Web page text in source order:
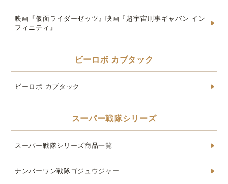
映画『仮面ライダーゼッツ』映画『超宇宙刑事ギャバン イン
フィニティ』
ビーロボ カブタック
ビーロボ カブタック
スーパー戦隊シリーズ
スーパー戦隊シリーズ商品一覧
ナンバーワン戦隊ゴジュウジャー